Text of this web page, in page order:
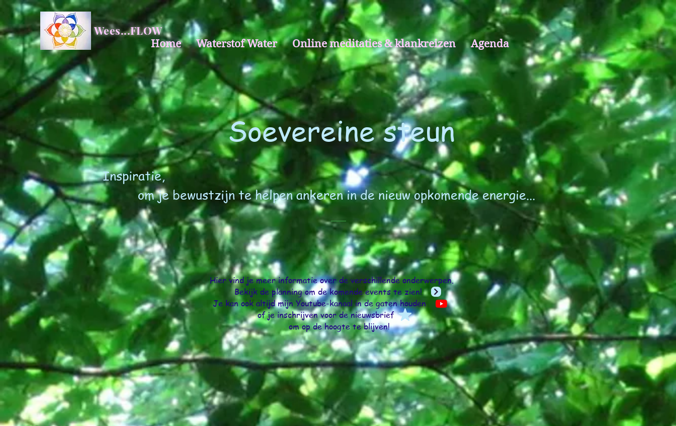
Wees...FLOW
Home Waterstof Water Online meditaties & klankreizen Agenda
Soevereine steun
Inspiratie,
om je bewustzijn te helpen ankeren in de nieuw opkomende energie...
Hier vind je meer informatie over de verschillende onderwerpen.
Bekijk de planning om de komende events te zien!
Je kan ook altijd mijn Youtube-kanaal in de gaten houden
of je inschrijven voor de nieuwsbrief
om op de hoogte te blijven!